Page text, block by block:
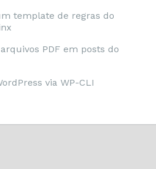
template de regras do
PDF em posts do
via WP-CLI